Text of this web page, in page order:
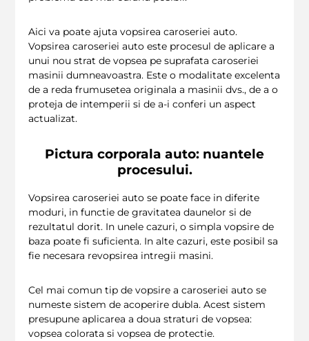
Aici va poate ajuta vopsirea caroseriei auto.
Vopsirea caroseriei auto este procesul de aplicare a
unui nou strat de vopsea pe suprafata caroseriei
masinii dumneavoastra. Este o modalitate excelenta
de a reda frumusetea originala a masinii dvs., de a o
proteja de intemperii si de a-i conferi un aspect
actualizat.
Pictura corporala auto: nuantele
procesului.
Vopsirea caroseriei auto se poate face in diferite
moduri, in functie de gravitatea daunelor si de
rezultatul dorit. In unele cazuri, o simpla vopsire de
baza poate fi suficienta. In alte cazuri, este posibil sa
fie necesara revopsirea intregii masini.
Cel mai comun tip de vopsire a caroseriei auto se
numeste sistem de acoperire dubla. Acest sistem
presupune aplicarea a doua straturi de vopsea:
vopsea colorata si vopsea de protectie.